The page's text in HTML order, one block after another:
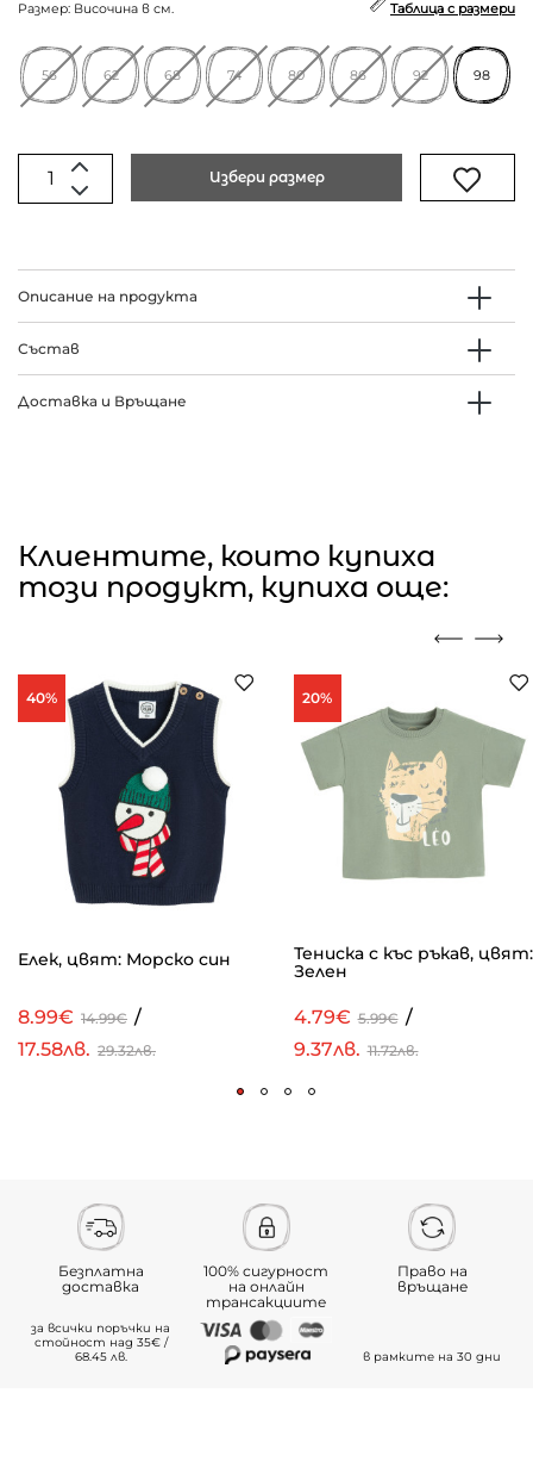
Размер: Височина в см. Таблица с размери
56 62 68 74 80 86 92 98
Избери размер
Описание на продукта
Състав
Доставка и Връщане
Клиентите, които купиха
този продукт, купиха още:
40%
Елек, цвят: Морско син
8.99€ 14.99€ /
17.58лв. 29.32лв.
20%
Тениска с къс ръкав, цвят:
Зелен
4.79€ 5.99€ /
9.37лв. 11.72лв.
Безплатна
доставка
за всички поръчки на
стойност над 35€ /
68.45 лв.
100% сигурност
на онлайн
трансакциите
Право на
връщане
в рамките на 30 дни